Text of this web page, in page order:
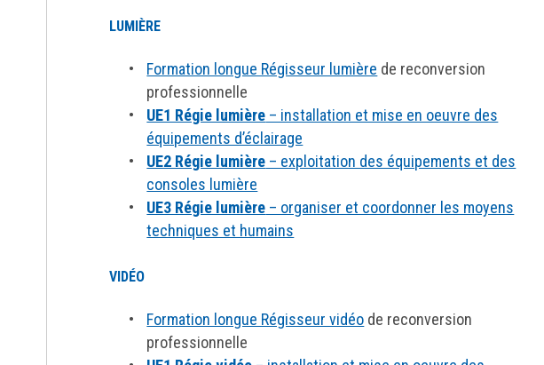
LUMIÈRE
Formation longue Régisseur lumière de reconversion
professionnelle
UE1 Régie lumière – installation et mise en oeuvre des
équipements d’éclairage
UE2 Régie lumière – exploitation des équipements et des
consoles lumière
UE3 Régie lumière – organiser et coordonner les moyens
techniques et humains
VIDÉO
Formation longue Régisseur vidéo de reconversion
professionnelle